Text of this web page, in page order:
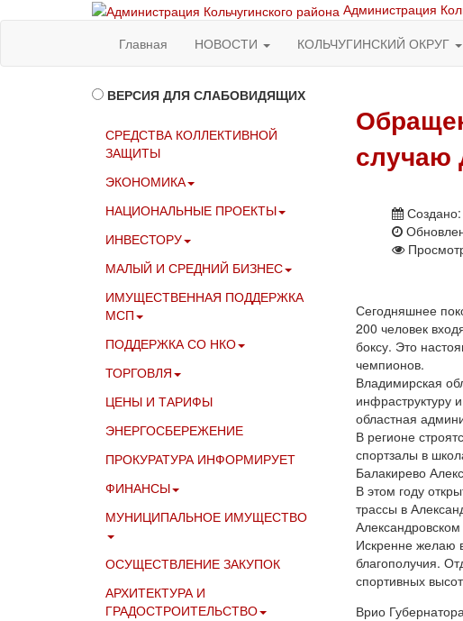
Администрация
Главная НОВОСТИ КОЛЬЧУГИНСКИЙ ОКРУГ
случаю
Создано:
Сегодняшнее
200 человек
боксу. Это
чемпионов.
Владимирская
инфраструктуру
областная
В регионе
спортзалы в
Балакирево
В этом году
трассы в
Искренне желаю
благополучия.
спортивных
Врио
ВЕРСИЯ ДЛЯ СЛАБОВИДЯЩИХ
СРЕДСТВА КОЛЛЕКТИВНОЙ
ЗАЩИТЫ
ЭКОНОМИКА
НАЦИОНАЛЬНЫЕ ПРОЕКТЫ
ИНВЕСТОРУ
МАЛЫЙ И СРЕДНИЙ БИЗНЕС
ИМУЩЕСТВЕННАЯ ПОДДЕРЖКА
МСП
ПОДДЕРЖКА СО НКО
ТОРГОВЛЯ
ЦЕНЫ И ТАРИФЫ
ЭНЕРГОСБЕРЕЖЕНИЕ
ПРОКУРАТУРА ИНФОРМИРУЕТ
ФИНАНСЫ
МУНИЦИПАЛЬНОЕ ИМУЩЕСТВО
ОСУЩЕСТВЛЕНИЕ ЗАКУПОК
АРХИТЕКТУРА И
ГРАДОСТРОИТЕЛЬСТВО